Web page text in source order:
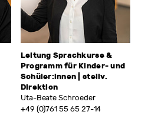
Leitung Sprachkurse &
Programm für Kinder- und
Schüler:innen | stellv.
Direktion
Uta-Beate Schroeder
+49 (0)761 55 65 27-14